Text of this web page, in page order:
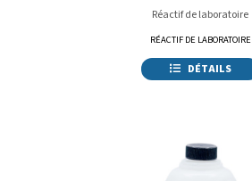
Réactif de laboratoire
RÉACTIF DE LABORATOIRE
DÉTAILS